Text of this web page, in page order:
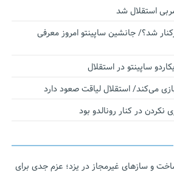
استقلال شد
شد؟/ جانشین ساپینتو امروز معرفی
ساپینتو در استقلال
می‌کند/ استقلال لیاقت صعود دارد
نکردن در کنار رونالدو بود
و سازهای غیرمجاز در یزد؛ عزم جدی برای